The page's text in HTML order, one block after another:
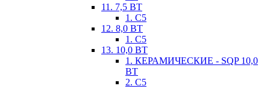
11. 7,5 ВТ
1. С5
12. 8,0 ВТ
1. С5
13. 10,0 ВТ
1. КЕРАМИЧЕСКИЕ - SQP 10,0
ВТ
2. С5